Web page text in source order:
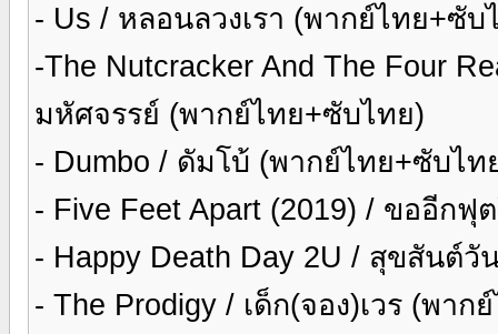
- Us / หลอนลวงเรา (พากย์ไทย+ซับ
-The Nutcracker And The Four
มหัศจรรย์ (พากย์ไทย+ซับไทย)
- Dumbo / ดัมโบ้ (พากย์ไทย+ซับไท
- Five Feet Apart (2019) / ขออีกฟุ
- Happy Death Day 2U / สุขสันต์
- The Prodigy / เด็ก(จอง)เวร (พาก